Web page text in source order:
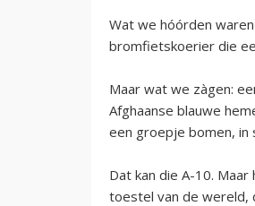
Wat we hóórden
bromfietskoerier die
Maar wat we zàgen:
Afghaanse blauwe
een groepje bomen, in
Dat kan die A-10.
toestel van de